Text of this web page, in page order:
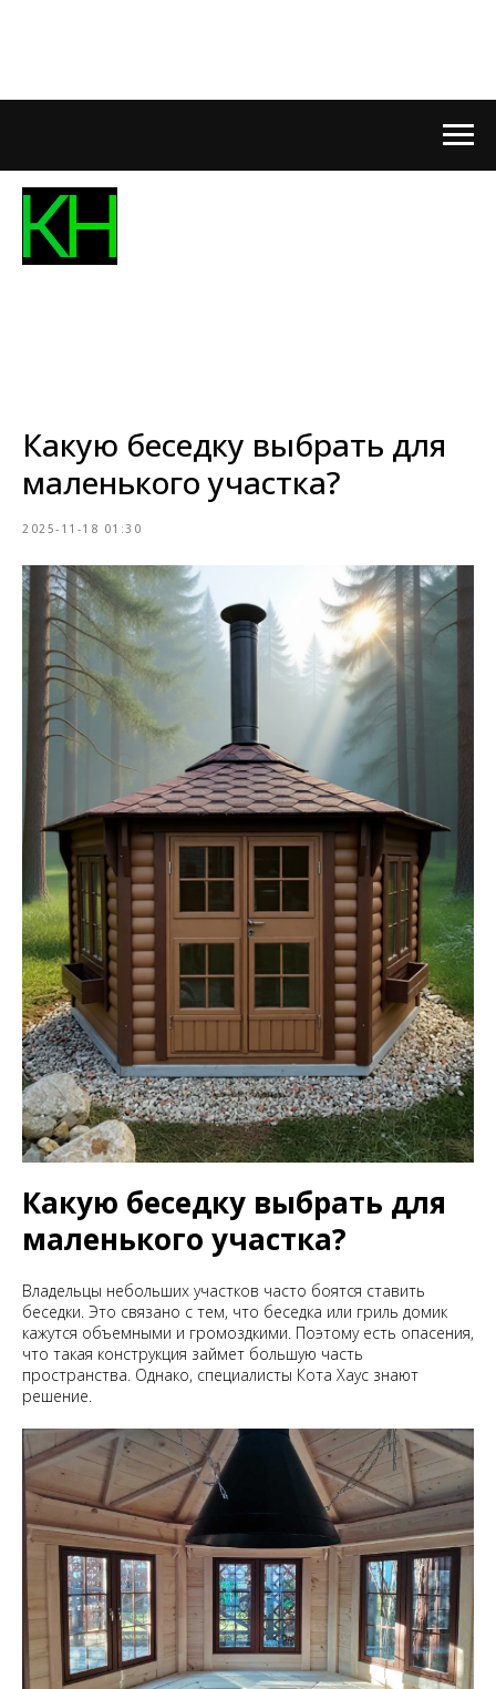
Какую беседку выбрать для
маленького участка?
2025-11-18 01:30
Какую беседку выбрать для
маленького участка?
Владельцы небольших участков часто боятся ставить
беседки. Это связано с тем, что беседка или гриль домик
кажутся объемными и громоздкими. Поэтому есть опасения,
что такая конструкция займет большую часть
пространства. Однако, специалисты Кота Хаус знают
решение.